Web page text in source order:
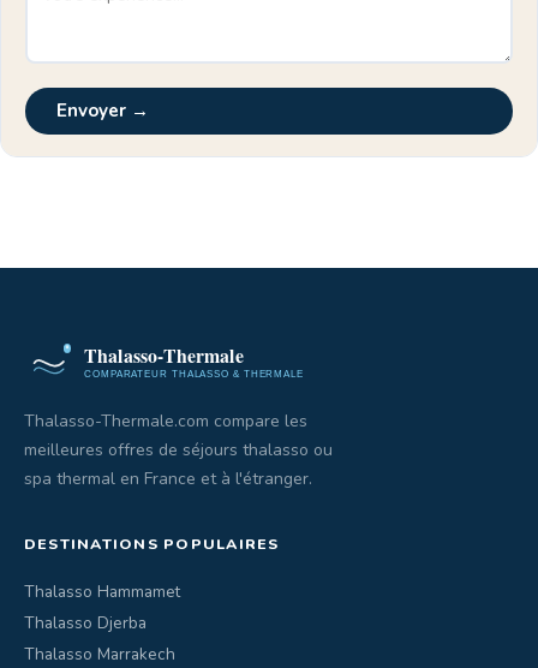
Envoyer →
Thalasso-Thermale.com compare les
meilleures offres de séjours thalasso ou
spa thermal en France et à l'étranger.
DESTINATIONS POPULAIRES
Thalasso Hammamet
Thalasso Djerba
Thalasso Marrakech